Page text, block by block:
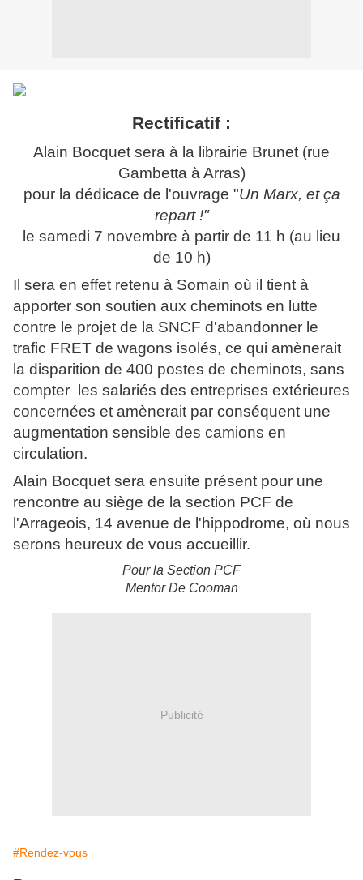
Rectificatif :
Alain Bocquet sera à la librairie Brunet (rue
Gambetta à Arras)
pour la dédicace de l'ouvrage "Un Marx, et ça
repart !"
le samedi 7 novembre à partir de 11 h (au lieu
de 10 h)
Il sera en effet retenu à Somain où il tient à
apporter son soutien aux cheminots en lutte
contre le projet de la SNCF d'abandonner le
trafic FRET de wagons isolés, ce qui amènerait
la disparition de 400 postes de cheminots, sans
compter
les salariés des entreprises extérieures
concernées et amènerait par conséquent une
augmentation sensible des camions en
circulation.
Alain Bocquet sera ensuite présent pour une
rencontre au siège de la section PCF de
l'Arrageois, 14 avenue de l'hippodrome, où nous
serons heureux de vous accueillir.
Pour la Section PCF
Mentor De Cooman
Publicité
#Rendez-vous